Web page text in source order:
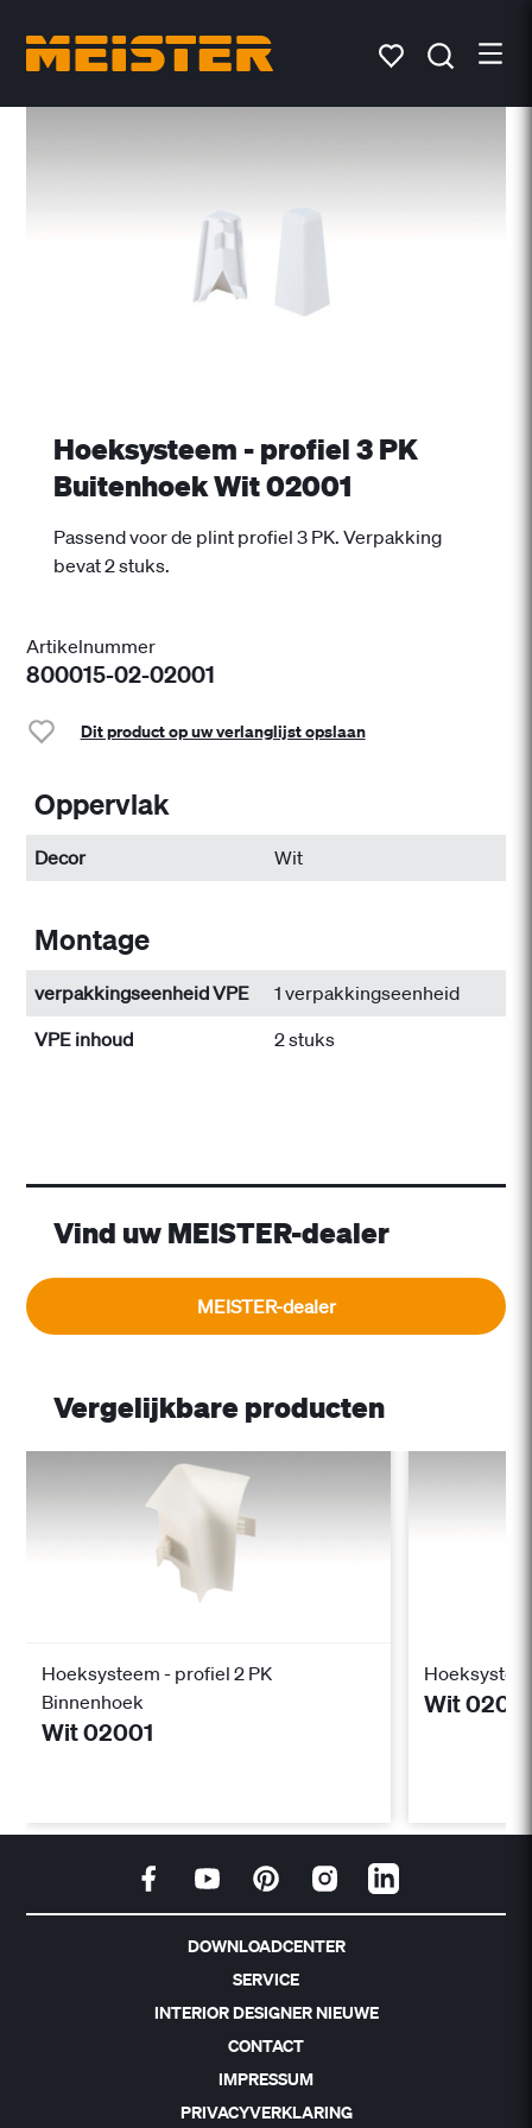
Hoeksysteem - profiel 3 PK
Buitenhoek Wit 02001
Passend voor de plint profiel 3 PK. Verpakking
bevat 2 stuks.
Artikelnummer
800015-02-02001
Dit product op uw verlanglijst opslaan
Oppervlak
Decor Wit
Montage
verpakkingseenheid VPE
1 verpakkingseenheid
VPE inhoud
2 stuks
Vind uw MEISTER-dealer
MEISTER-dealer
Vergelijkbare producten
Hoeksysteem - profiel 2 PK
Binnenhoek
Wit 02001
Wit
DOWNLOADCENTER
SERVICE
INTERIOR DESIGNER NIEUWE
CONTACT
IMPRESSUM
PRIVACYVERKLARING